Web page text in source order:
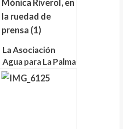
incorporar a la
UME en la
extinción
La Asociación
Agua para La Palma
exige al Cabildo
garantías técnicas